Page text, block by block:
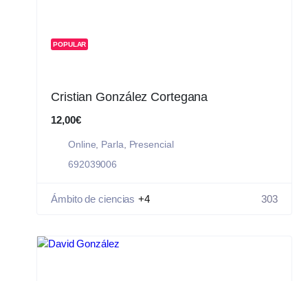
POPULAR
Cristian González Cortegana
12,00€
Online Parla
Presencial
692039006
Ámbito de ciencias +4 303